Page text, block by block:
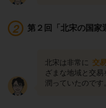
第２回「北宋の国家
北宋は非常に 交
ざまな地域と交
潤っていたのです